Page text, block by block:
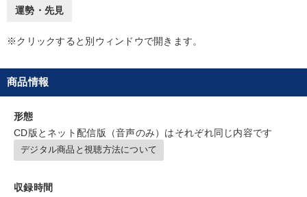
【6月】音声・映像
井上和弘の財務力UP 数字・税務・決算書
目的別
発想力を磨きたい 財務・数字力の向上
パフォーマンス向上
運勢・先見
※クリックすると別ウィンドウで開きます。
商品情報
形態
CD版とネット配信版（音声のみ）はそれぞれ同じ内容です
デジタル商品と視聴方法について
収録時間